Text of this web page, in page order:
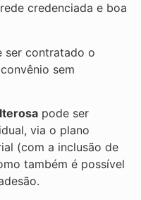
credenciada e boa
ser contratado o
sem
pode ser
via o plano
(com a inclusão de
também é possível